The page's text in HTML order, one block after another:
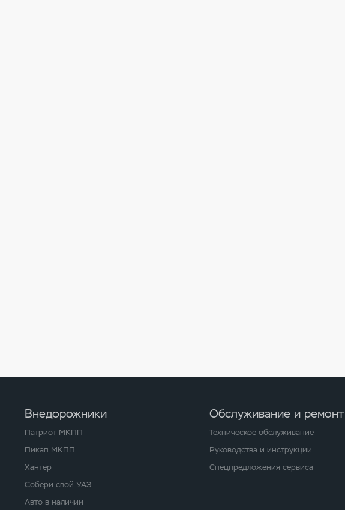
Внедорожники
Патриот МКПП
Пикап МКПП
Хантер
Собери свой УАЗ
Авто в наличии
Обслуживание и ремонт
Техническое обслуживание
Руководства и инструкции
Спецпредложения сервиса